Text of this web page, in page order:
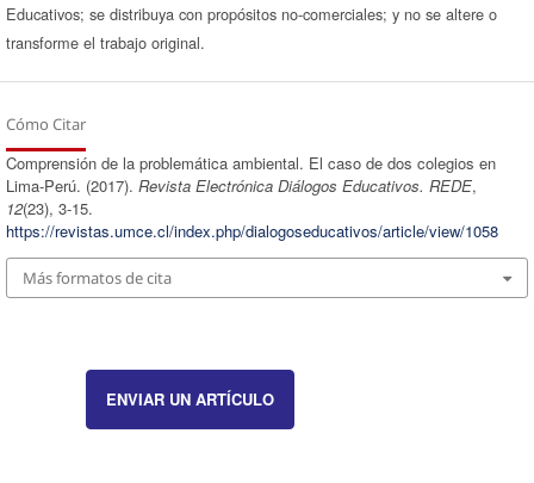
Educativos; se distribuya con propósitos no-comerciales; y no se altere o
transforme el trabajo original.
Cómo Citar
Comprensión de la problemática ambiental. El caso de dos colegios en
Lima-Perú. (2017). Revista Electrónica Diálogos Educativos. REDE,
12(23), 3-15.
https://revistas.umce.cl/index.php/dialogoseducativos/article/view/1058
Más formatos de cita
ENVIAR UN ARTÍCULO